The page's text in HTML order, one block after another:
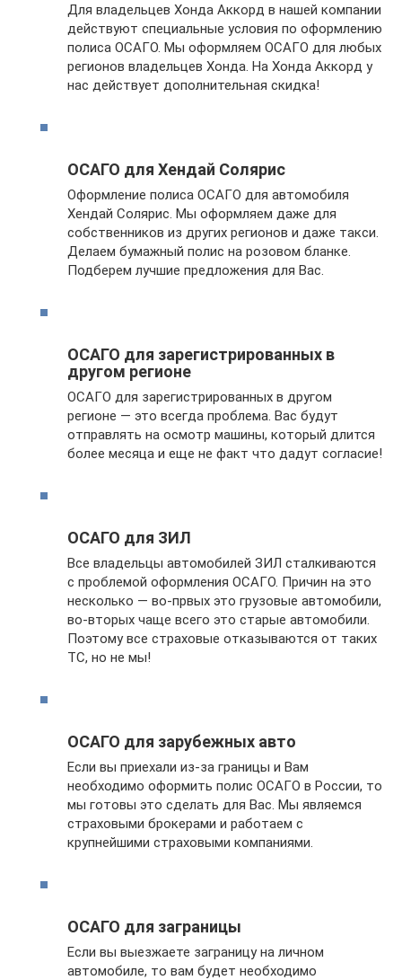
Для владельцев Хонда Аккорд в нашей компании
действуют специальные условия по оформлению
полиса ОСАГО. Мы оформляем ОСАГО для любых
регионов владельцев Хонда. На Хонда Аккорд у
нас действует дополнительная скидка!
ОСАГО для Хендай Солярис
Оформление полиса ОСАГО для автомобиля
Хендай Солярис. Мы оформляем даже для
собственников из других регионов и даже такси.
Делаем бумажный полис на розовом бланке.
Подберем лучшие предложения для Вас.
ОСАГО для зарегистрированных в
другом регионе
ОСАГО для зарегистрированных в другом
регионе — это всегда проблема. Вас будут
отправлять на осмотр машины, который длится
более месяца и еще не факт что дадут согласие!
ОСАГО для ЗИЛ
Все владельцы автомобилей ЗИЛ сталкиваются
с проблемой оформления ОСАГО. Причин на это
несколько — во-првых это грузовые автомобили,
во-вторых чаще всего это старые автомобили.
Поэтому все страховые отказываются от таких
ТС, но не мы!
ОСАГО для зарубежных авто
Если вы приехали из-за границы и Вам
необходимо оформить полис ОСАГО в России, то
мы готовы это сделать для Вас. Мы являемся
страховыми брокерами и работаем с
крупнейшими страховыми компаниями.
ОСАГО для заграницы
Если вы выезжаете заграницу на личном
автомобиле, то вам будет необходимо